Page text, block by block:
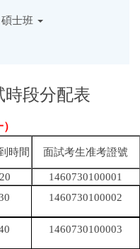
碩士班
時段分配表
時間 面試考生准考證號
1460730100001
1460730100002
1460730100003